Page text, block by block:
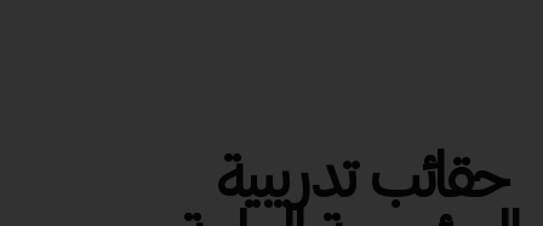
حقائب تدريبية